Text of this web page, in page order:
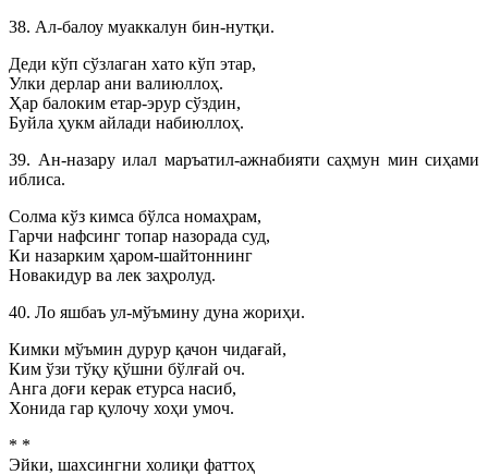
38. Ал-балоу муаккалун бин-нутқи.
Деди кўп сўзлаган хато кўп этар,
Улки дерлар ани валиюллоҳ.
Ҳар балоким етар-эрур сўздин,
Буйла ҳукм айлади набиюллоҳ.
39. Ан-назару илал маръатил-ажнабияти саҳмун мин сиҳами
иблиса.
Солма кўз кимса бўлса номаҳрам,
Гарчи нафсинг топар назорада суд,
Ки назарким ҳаром-шайтоннинг
Новакидур ва лек заҳролуд.
40. Ло яшбаъ ул-мўъмину дуна жориҳи.
Кимки мўъмин дурур қачон чидағай,
Ким ўзи тўқу қўшни бўлғай оч.
Анга доғи керак етурса насиб,
Хонида гар қулочу хоҳи умоч.
* *
Эйки, шахсингни холиқи фаттоҳ